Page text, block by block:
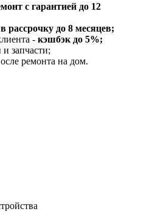
с гарантией до 12
в рассрочку до 8 месяцев;
- кэшбэк до 5%;
запчасти;
ремонта на дом.